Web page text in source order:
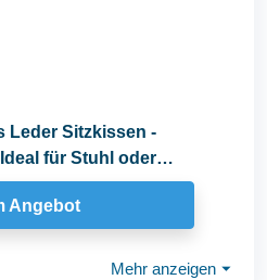
Leder Sitzkissen -
für Stuhl oder
Angebot
Mehr anzeigen ⏷